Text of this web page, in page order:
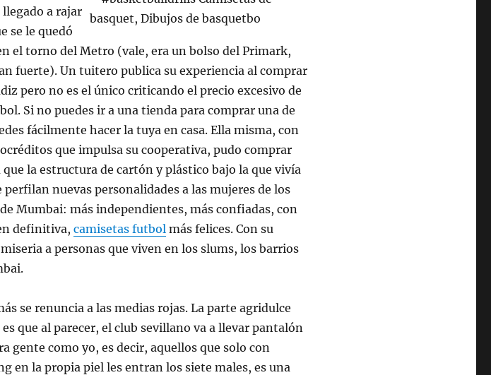
a rajar
se le quedó
el torno del Metro (vale, era un bolso del Primark,
fuerte). Un tuitero publica su experiencia al comprar
pero no es el único criticando el precio excesivo de
Si no puedes ir a una tienda para comprar una de
fácilmente hacer la tuya en casa. Ella misma, con
que impulsa su cooperativa, pudo comprar
que la estructura de cartón y plástico bajo la que vivía
perfilan nuevas personalidades a las mujeres de los
Mumbai: más independientes, más confiadas, con
definitiva,camisetas futbol más felices. Con su
a personas que viven en los slums, los barrios
se renuncia a las medias rojas. La parte agridulce
que al parecer, el club sevillano va a llevar pantalón
gente como yo, es decir, aquellos que solo con
en la propia piel les entran los siete males, es una